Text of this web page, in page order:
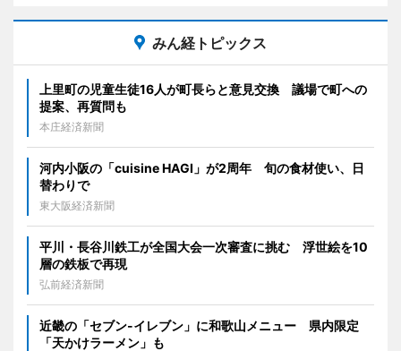
みん経トピックス
上里町の児童生徒16人が町長らと意見交換 議場で町への
提案、再質問も
本庄経済新聞
河内小阪の「cuisine HAGI」が2周年 旬の食材使い、日
替わりで
東大阪経済新聞
平川・長谷川鉄工が全国大会一次審査に挑む 浮世絵を10
層の鉄板で再現
弘前経済新聞
近畿の「セブン-イレブン」に和歌山メニュー 県内限定
「天かけラーメン」も